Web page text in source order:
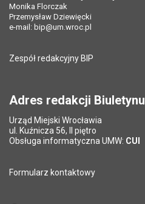
Monika Florczak
Przemysław Dziewięcki
e-mail: bip@um.wroc.pl
Zespół redakcyjny BIP
Adres redakcji Biuletynu
Urząd Miejski Wrocławia
ul. Kuźnicza 56, II piętro
Obsługa informatyczna UMW: CUI
Formularz kontaktowy